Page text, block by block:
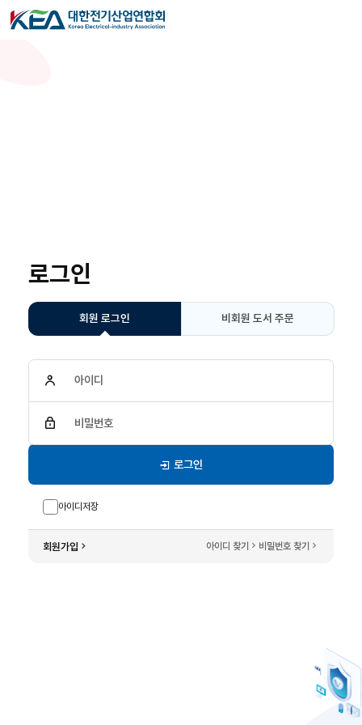
로그인
회원 로그인 비회원 도서 주문
아이디
비밀번호
로그인
아이디저장
회원가입 아이디 찾기 비밀번호 찾기